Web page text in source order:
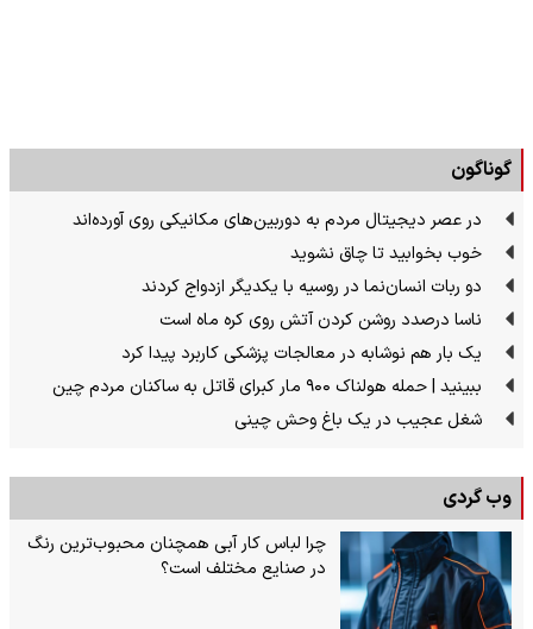
گوناگون
در عصر دیجیتال مردم به دوربین‌های مکانیکی روی آورده‌اند
خوب بخوابید تا چاق نشوید
دو ربات انسان‌نما در روسیه با یکدیگر ازدواج کردند
ناسا درصدد روشن کردن آتش روی کره ماه است
یک بار هم نوشابه در معالجات پزشکی کاربرد پیدا کرد
ببینید | حمله هولناک ۹۰۰ مار کبرای قاتل به ساکنان مردم چین
شغل عجیب در یک باغ وحش چینی
وب گردی
چرا لباس کار آبی همچنان محبوب‌ترین رنگ
در صنایع مختلف است؟